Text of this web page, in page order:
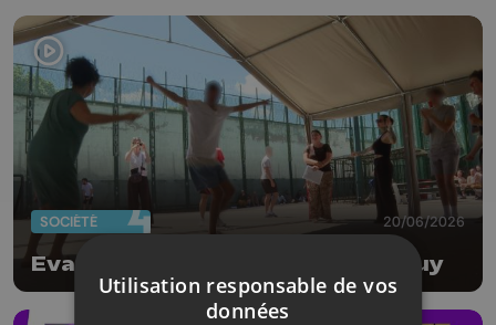
SOCIÉTÉ 20/06/2026
Evasion musicale à la prison de Huy
Utilisation responsable de vos
données